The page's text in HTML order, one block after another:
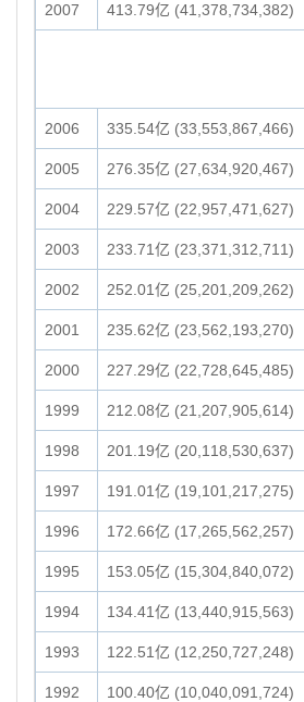
2007 413.79亿 (41,378,734,382)
2006 335.54亿 (33,553,867,466)
2005 276.35亿 (27,634,920,467)
2004 229.57亿 (22,957,471,627)
2003 233.71亿 (23,371,312,711)
2002 252.01亿 (25,201,209,262)
2001 235.62亿 (23,562,193,270)
2000 227.29亿 (22,728,645,485)
1999 212.08亿 (21,207,905,614)
1998 201.19亿 (20,118,530,637)
1997 191.01亿 (19,101,217,275)
1996 172.66亿 (17,265,562,257)
1995 153.05亿 (15,304,840,072)
1994 134.41亿 (13,440,915,563)
1993 122.51亿 (12,250,727,248)
1992 100.40亿 (10,040,091,724)